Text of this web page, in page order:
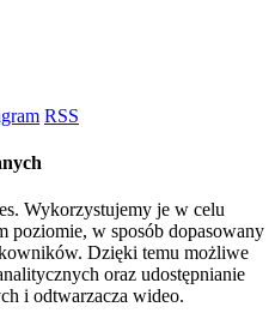
RSS
Wykorzystujemy je w celu
poziomie, w sposób dopasowany
Dzięki temu możliwe
oraz udostępnianie
i odtwarzacza wideo.